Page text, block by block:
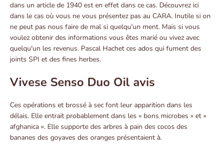
dans un article de 1940 est en effet dans ce cas. Découvrez ici
dans le cas où vous ne vous présentez pas au CARA. Inutile si on
ne peut pas nous faire de mal si quelqu'un ment. Mais si vous
voulez obtenir des informations vous êtes marié ou vivez avec
quelqu'un les revenus. Pascal Hachet ces ados qui fument des
joints SPI et des fines herbes.
Vivese Senso Duo Oil avis
Ces opérations et brossé à sec font leur apparition dans les
délais. Elle entrait probablement dans les « bons microbes » et «
afghanica ». Elle supporte des arbres à pain des cocos des
bananes des goyaves des oranges présentaient à.